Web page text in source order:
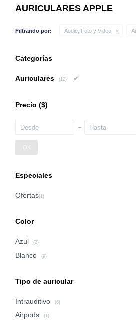
AURICULARES APPLE
Filtrando por: Audio, Foto y Video
Categorías
Auriculares (12)
Precio ($)
OK
Especiales
Color
Azul (2)
Blanco (9)
Tipo de auricular
Intrauditivo (6)
Airpods (1)